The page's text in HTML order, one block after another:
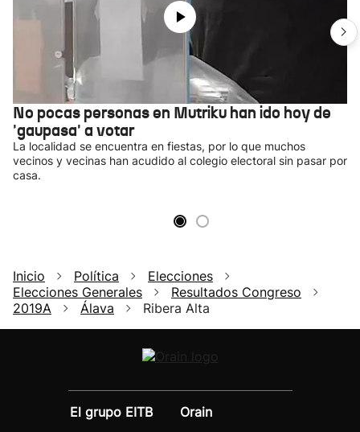
No pocas personas en Mutriku han ido hoy de
'gaupasa' a votar
La localidad se encuentra en fiestas, por lo que muchos
vecinos y vecinas han acudido al colegio electoral sin pasar por
casa.
Inicio Política
Elecciones
Elecciones Generales
Resultados Congreso
2019A
Álava Ribera Alta
El grupo EITB
Orain